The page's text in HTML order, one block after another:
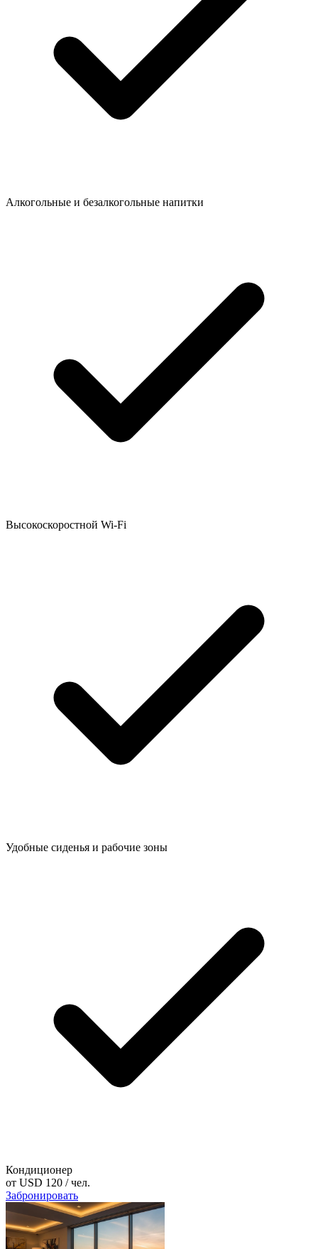
Алкогольные и безалкогольные напитки
Высокоскоростной Wi-Fi
Удобные сиденья и рабочие зоны
Кондиционер
от USD 120 / чел.
Забронировать